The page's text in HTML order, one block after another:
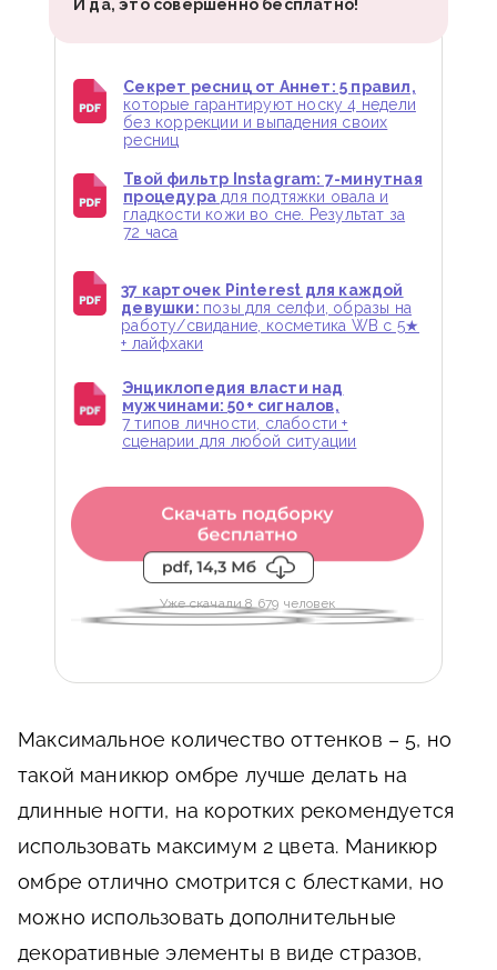
И да, это совершенно бесплатно!
Секрет ресниц от Аннет: 5 правил,
которые гарантируют носку 4 недели
без коррекции и выпадения своих
ресниц
Твой фильтр Instagram: 7-минутная
процедурадля подтяжки овала и
гладкости кожи во сне. Результат за
72 часа
Уже скачали 8 679 человек
37 карточек Pinterest для каждой
девушки: позы для селфи, образы на
работу/свидание, косметика WB с 5★
+ лайфхаки
Энциклопедия власти над
мужчинами: 50+ сигналов,
7 типов личности, слабости +
сценарии для любой ситуации
Максимальное количество оттенков – 5, но
такой маникюр омбре лучше делать на
длинные ногти, на коротких рекомендуется
использовать максимум 2 цвета. Маникюр
омбре отлично смотрится с блестками, но
можно использовать дополнительные
декоративные элементы в виде стразов,